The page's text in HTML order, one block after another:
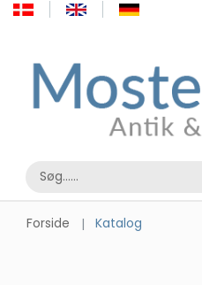
Forside Katalog